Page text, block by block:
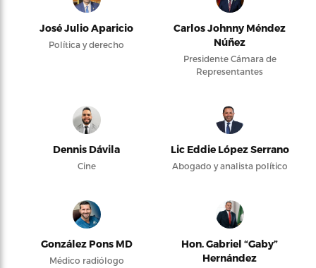
José Julio Aparicio
Política y derecho
Carlos Johnny Méndez
Núñez
Presidente Cámara de
Representantes
Dennis Dávila
Cine
Lic Eddie López Serrano
Abogado y analista político
González Pons MD
Médico radiólogo
Hon. Gabriel “Gaby”
Hernández